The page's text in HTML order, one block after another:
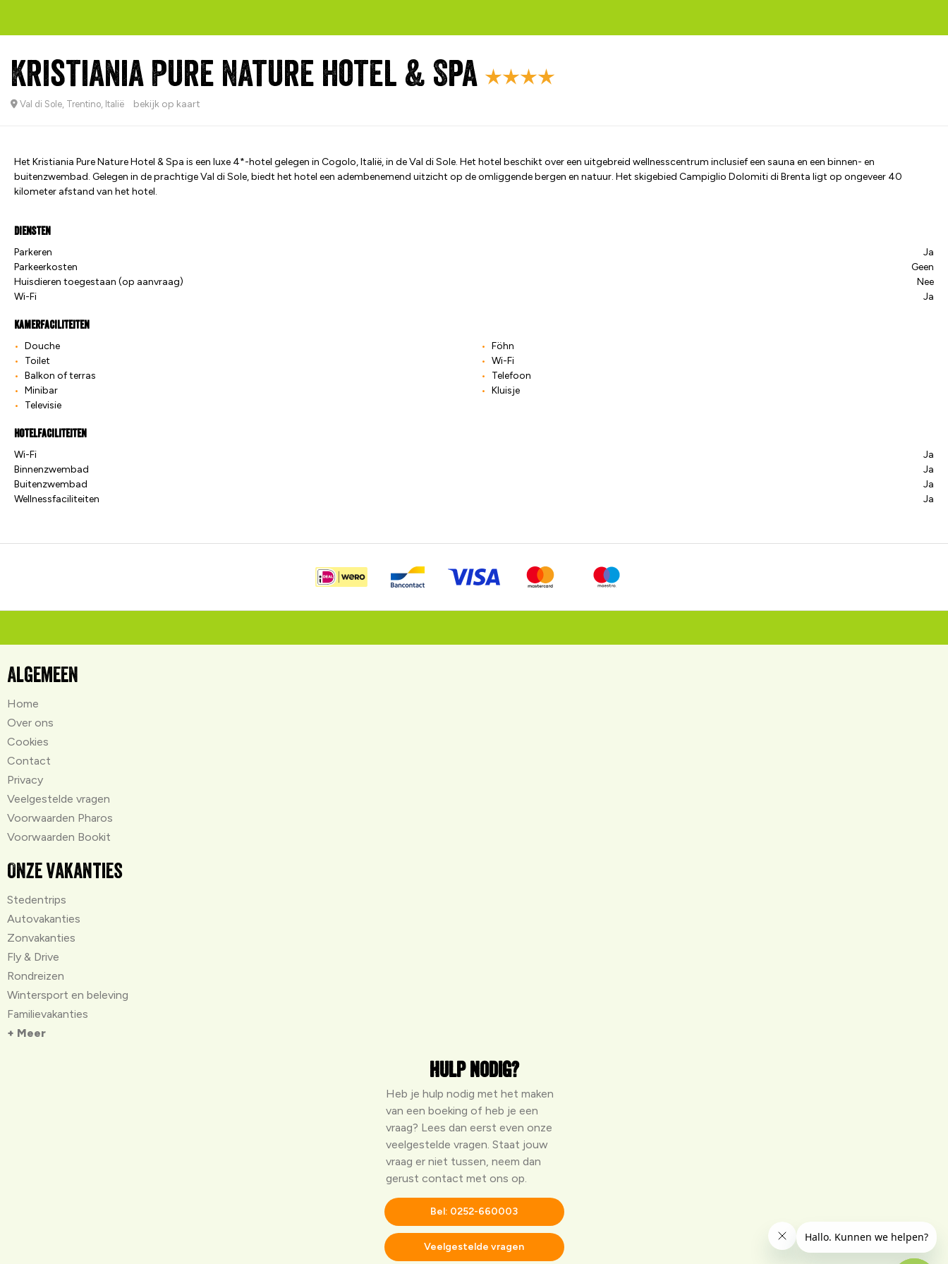
Kristiania Pure Nature hotel & Spa
Val di Sole, Trentino, Italië bekijk op kaart
Het Kristiania Pure Nature Hotel & Spa is een luxe 4*-hotel gelegen in Cogolo, Italië, in de Val di Sole. Het hotel beschikt over een uitgebreid wellnesscentrum inclusief een sauna en een binnen- en
buitenzwembad. Gelegen in de prachtige Val di Sole, biedt het hotel een adembenemend uitzicht op de omliggende bergen en natuur. Het skigebied Campiglio Dolomiti di Brenta ligt op ongeveer 40
kilometer afstand van het hotel.
Diensten
Parkeren
Ja
Parkeerkosten
Geen
Huisdieren toegestaan (op aanvraag)
Nee
Wi-Fi
Ja
Kamerfaciliteiten
Douche
Föhn
Toilet
Wi-Fi
Balkon of terras
Telefoon
Minibar
Kluisje
Televisie
Hotelfaciliteiten
Wi-Fi
Ja
Binnenzwembad
Ja
Buitenzwembad
Ja
Wellnessfaciliteiten
Ja
Algemeen
Home
Over ons
Cookies
Contact
Privacy
Veelgestelde vragen
Voorwaarden Pharos
Voorwaarden Bookit
Onze vakanties
Stedentrips
Autovakanties
Zonvakanties
Fly & Drive
Rondreizen
Wintersport en beleving
Familievakanties
+ Meer
Hulp nodig?
Heb je hulp nodig met het maken
van een boeking of heb je een
vraag? Lees dan eerst even onze
veelgestelde vragen. Staat jouw
vraag er niet tussen, neem dan
gerust contact met ons op.
Bel: 0252-660003
Veelgestelde vragen